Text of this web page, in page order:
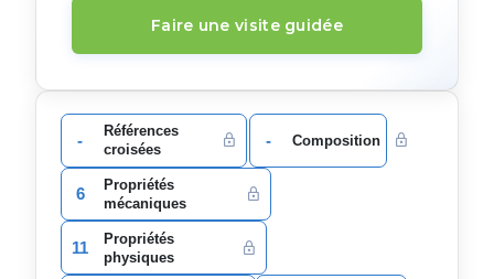
Faire une visite guidée
-
Références
croisées
- Composition
6
Propriétés
mécaniques
11
Propriétés
physiques